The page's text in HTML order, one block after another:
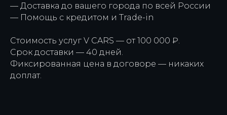
— Доставка до вашего города по всей России
— Помощь с кредитом и Trade-in
Стоимость услуг V CARS — от 100 000 ₽.
Срок доставки — 40 дней.
Фиксированная цена в договоре — никаких
доплат.